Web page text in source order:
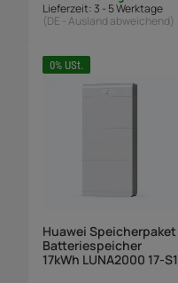
Lieferzeit:3 - 5 Werktage
(DE - Ausland abweichend)
0% USt.
Huawei Speicherpaket
Batteriespeicher
17kWh LUNA2000 17-S1